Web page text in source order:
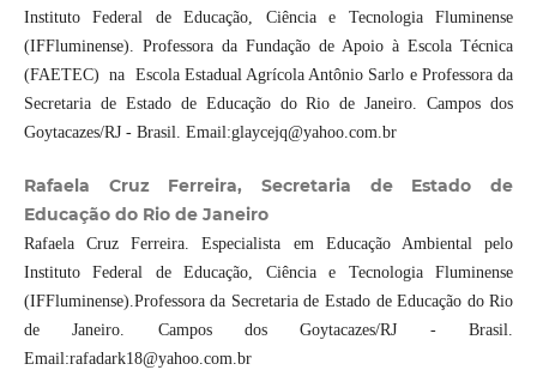
Instituto Federal de Educação, Ciência e Tecnologia Fluminense
(IFFluminense). Professora da Fundação de Apoio à Escola Técnica
(FAETEC) na Escola Estadual Agrícola Antônio Sarlo e Professora da
Secretaria de Estado de Educação do Rio de Janeiro. Campos dos
Goytacazes/RJ - Brasil. Email:glaycejq@yahoo.com.br
Rafaela Cruz Ferreira, Secretaria de Estado de
Educação do Rio de Janeiro
Rafaela Cruz Ferreira. Especialista em Educação Ambiental pelo
Instituto Federal de Educação, Ciência e Tecnologia Fluminense
(IFFluminense).Professora da Secretaria de Estado de Educação do Rio
de Janeiro. Campos dos Goytacazes/RJ - Brasil.
Email:rafadark18@yahoo.com.br